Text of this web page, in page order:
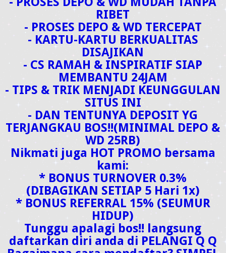
RIBET
- PROSES DEPO & WD TERCEPAT
- KARTU-KARTU BERKUALITAS
DISAJIKAN
- CS RAMAH & INSPIRATIF SIAP
MEMBANTU 24JAM
- TIPS & TRIK MENJADI KEUNGGULAN
SITUS INI
- DAN TENTUNYA DEPOSIT YG
TERJANGKAU BOS!!(MINIMAL DEPO &
WD 25RB)
Nikmati juga HOT PROMO bersama
kami:
* BONUS TURNOVER 0.3%
(DIBAGIKAN SETIAP 5 Hari 1x)
* BONUS REFERRAL 15% (SEUMUR
HIDUP)
Tunggu apalagi bos!! langsung
daftarkan diri anda di PELANGI Q Q